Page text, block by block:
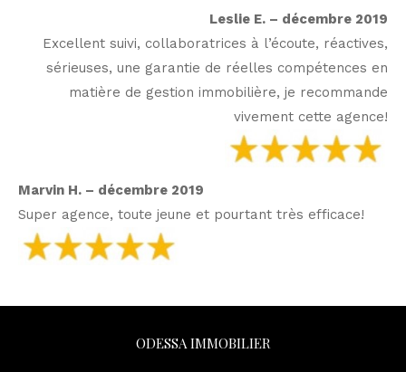
Leslie E. – décembre 2019
Excellent suivi, collaboratrices à l’écoute, réactives,
sérieuses, une garantie de réelles compétences en
matière de gestion immobilière, je recommande
vivement cette agence!
Marvin H. – décembre 2019
Super agence, toute jeune et pourtant très efficace!
ODESSA IMMOBILIER